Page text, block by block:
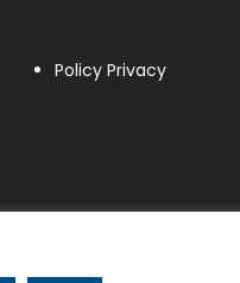
Policy Privacy